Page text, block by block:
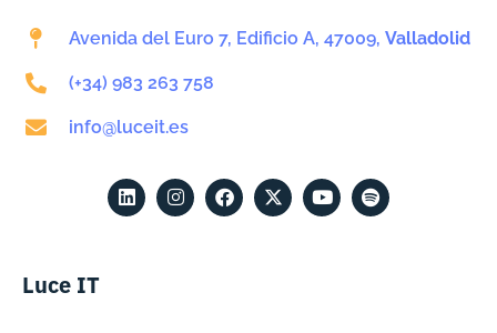
Avenida del Euro 7, Edificio A, 47009, Valladolid
(+34) 983 263 758
info@luceit.es
Luce IT